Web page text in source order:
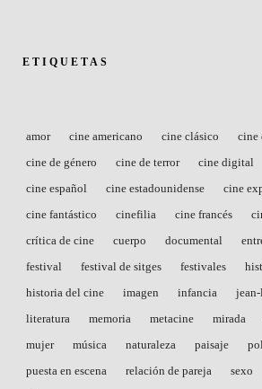
ETIQUETAS
amor cine americano cine clásico
cine
cine de género
cine de terror cine digital
cine español
cine estadounidense
cine
cine fantástico
cinefilia cine francés
crítica de cine
cuerpo documental
festival
festival de sitges festivales
historia del cine
imagen infancia
literatura
memoria metacine mirada
mujer
música naturaleza paisaje
puesta en escena
relación de pareja sexo